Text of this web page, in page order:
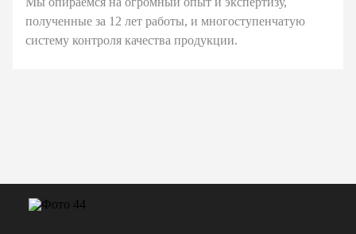
полученные за 12 лет работы, и многоступенчатую
систему контроля качества продукции.